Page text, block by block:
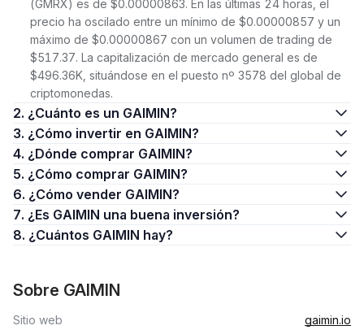
(GMRX) es de $0.00000863. En las últimas 24 horas, el
precio ha oscilado entre un mínimo de $0.00000857 y un
máximo de $0.00000867 con un volumen de trading de
$517.37. La capitalización de mercado general es de
$496.36K, situándose en el puesto nº 3578 del global de
criptomonedas.
2. ¿Cuánto es un GAIMIN?
3. ¿Cómo invertir en GAIMIN?
4. ¿Dónde comprar GAIMIN?
5. ¿Cómo comprar GAIMIN?
6. ¿Cómo vender GAIMIN?
7. ¿Es GAIMIN una buena inversión?
8. ¿Cuántos GAIMIN hay?
Sobre GAIMIN
Sitio web
gaimin.io